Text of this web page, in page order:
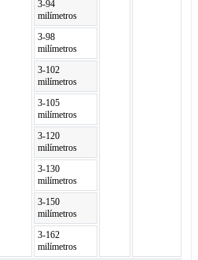
3-94
milímetros
3-98
milímetros
3-102
milímetros
3-105
milímetros
3-120
milímetros
3-130
milímetros
3-150
milímetros
3-162
milímetros